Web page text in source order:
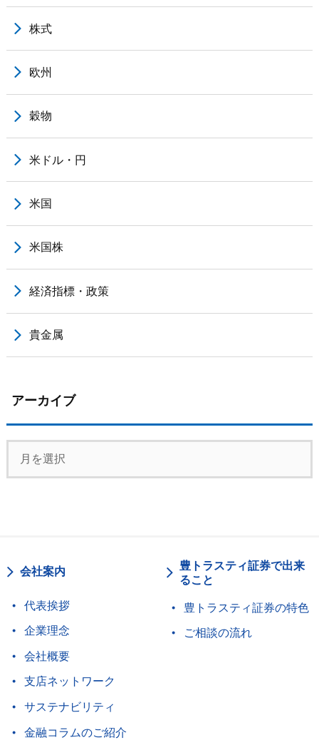
株式
欧州
穀物
米ドル・円
米国
米国株
経済指標・政策
貴金属
アーカイブ
会社案内
代表挨拶
企業理念
会社概要
支店ネットワーク
サステナビリティ
金融コラムのご紹介
豊トラスティ証券で出来
ること
豊トラスティ証券の特色
ご相談の流れ